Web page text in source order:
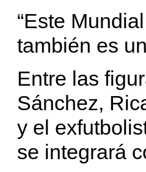
“Este
también es
Entre las
Sánchez,
y el
se integrará